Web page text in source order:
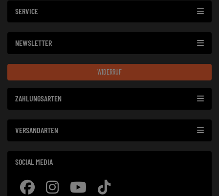
SERVICE
NEWSLETTER
WIDERRUF
ZAHLUNGSARTEN
VERSANDARTEN
SOCIAL MEDIA